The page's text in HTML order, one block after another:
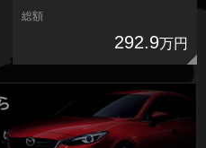
総額
292.9万円